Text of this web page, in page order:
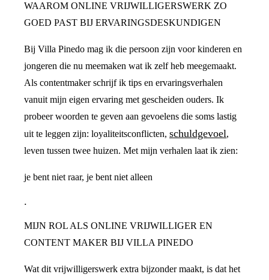
WAAROM ONLINE VRIJWILLIGERSWERK ZO
GOED PAST BIJ ERVARINGSDESKUNDIGEN
Bij Villa Pinedo mag ik die persoon zijn voor kinderen en
jongeren die nu meemaken wat ik zelf heb meegemaakt.
Als contentmaker schrijf ik tips en ervaringsverhalen
vanuit mijn eigen ervaring met gescheiden ouders. Ik
probeer woorden te geven aan gevoelens die soms lastig
uit te leggen zijn: loyaliteitsconflicten, schuldgevoel,
leven tussen twee huizen. Met mijn verhalen laat ik zien:
je bent niet raar, je bent niet alleen
.
MIJN ROL ALS ONLINE VRIJWILLIGER EN
CONTENT MAKER BIJ VILLA PINEDO
Wat dit vrijwilligerswerk extra bijzonder maakt, is dat het